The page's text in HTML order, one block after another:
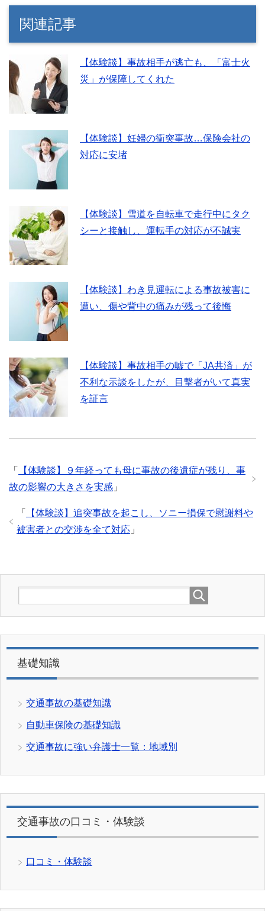
関連記事
【体験談】事故相手が逃亡も、「富士火
災」が保障してくれた
【体験談】妊婦の衝突事故…保険会社の
対応に安堵
【体験談】雪道を自転車で走行中にタク
シーと接触し、運転手の対応が不誠実
【体験談】わき見運転による事故被害に
遭い、傷や背中の痛みが残って後悔
【体験談】事故相手の嘘で「JA共済」が
不利な示談をしたが、目撃者がいて真実
を証言
「
【体験談】９年経っても母に事故の後遺症が残り、事
故の影響の大きさを実感 」
「
【体験談】追突事故を起こし、ソニー損保で慰謝料や
被害者との交渉を全て対応 」
基礎知識
交通事故の基礎知識
自動車保険の基礎知識
交通事故に強い弁護士一覧：地域別
交通事故の口コミ・体験談
口コミ・体験談